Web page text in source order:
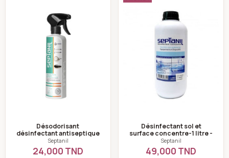
Désodorisant
désinfectant antiseptique
détente septanil - 500ml
Septanil
24,000 TND
Désinfectant sol et
surface concentre-1 litre -
septanil
Septanil
49,000 TND